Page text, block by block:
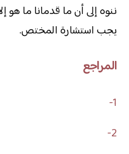
ننوه إلى أن ما قدمانا ما هو
يجب استشارة المختص.
المراجع
1-
2-